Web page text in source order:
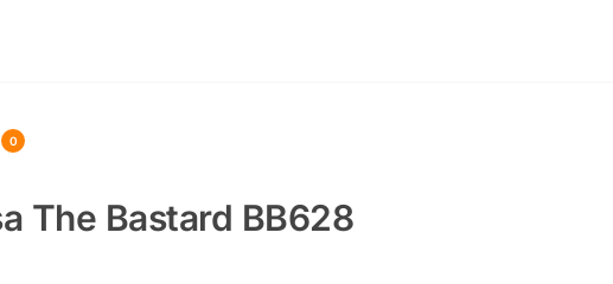
0
The Bastard BB628